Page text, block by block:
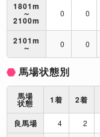
1801m
～
2100m
0 0
2101m
～ 0 0
馬場状態別
馬場
状態 1着 2着
良馬場
4 2